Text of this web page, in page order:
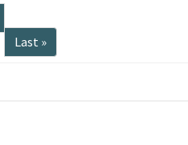
Última
página
Last »